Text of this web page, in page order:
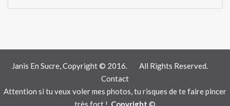
Janis En Sucre, Copyright © 2016.
All Rights Reserved.
Contact
Attention si tu veux voler mes photos, tu risques de te faire pincer
très fort ! Copyright ©